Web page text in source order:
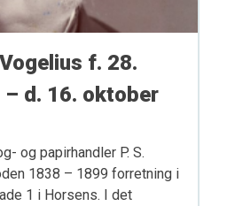
f. 28.
d. 16. oktober
og papirhandler P. S.
1838 – 1899 forretning i
1 i Horsens. I det